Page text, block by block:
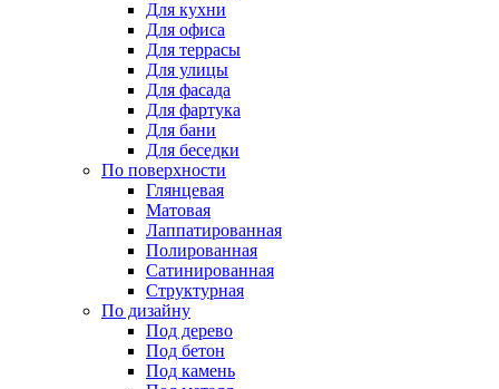
Для кухни
Для офиса
Для террасы
Для улицы
Для фасада
Для фартука
Для бани
Для беседки
По поверхности
Глянцевая
Матовая
Лаппатированная
Полированная
Сатинированная
Структурная
По дизайну
Под дерево
Под бетон
Под камень